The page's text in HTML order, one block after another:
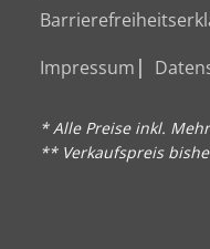
Impressum
* Alle Preise inkl.
** Verkaufspreis